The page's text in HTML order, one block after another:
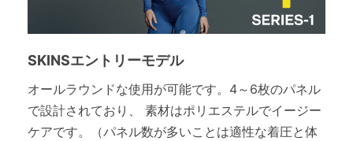
SKINSエントリーモデル
オールラウンドな使用が可能です。4～6枚のパネル
で設計されており、 素材はポリエステルでイージー
ケアです。（パネル数が多いことは適性な着圧と体